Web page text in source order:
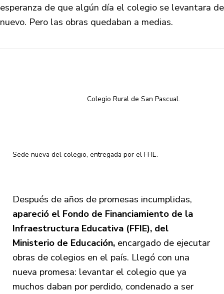
esperanza de que algún día el colegio se levantara de
nuevo. Pero las obras quedaban a medias.
Colegio Rural de San Pascual.
Sede nueva del colegio, entregada por el FFIE.
Después de años de promesas incumplidas,
apareció el Fondo de Financiamiento de la
Infraestructura Educativa (FFIE), del
Ministerio de Educación, encargado de ejecutar
obras de colegios en el país. Llegó con una
nueva promesa: levantar el colegio que ya
muchos daban por perdido, condenado a ser